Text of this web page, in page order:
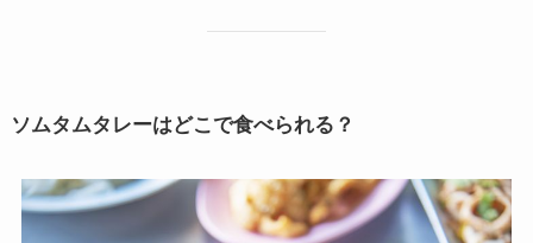
ソムタムタレーはどこで食べられる？